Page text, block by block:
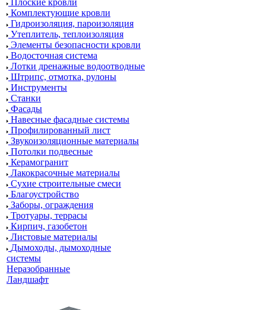
Плоские кровли
Комплектующие кровли
Гидроизоляция, пароизоляция
Утеплитель, теплоизоляция
Элементы безопасности кровли
Водосточная система
Лотки дренажные водоотводные
Штрипс, отмотка, рулоны
Инструменты
Станки
Фасады
Навесные фасадные системы
Профилированный лист
Звукоизоляционные материалы
Потолки подвесные
Керамогранит
Лакокрасочные материалы
Сухие строительные смеси
Благоустройство
Заборы, ограждения
Тротуары, террасы
Кирпич, газобетон
Листовые материалы
Дымоходы, дымоходные
системы
Неразобранные
Ландшафт